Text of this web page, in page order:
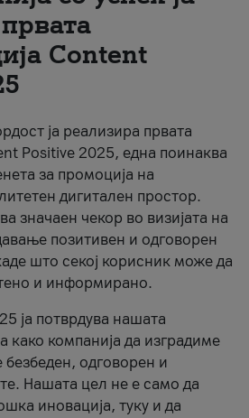
Content
ја реализира првата
Positive 2025, една поинаква
за промоција на
дигитален простор.
значаен чекор во визијата на
позитивен и одговорен
што секој корисник може да
и информирано.
ја потврдува нашата
како компанија да изградиме
безбеден, одговорен и
Нашата цел не е само да
иновација, туку и да